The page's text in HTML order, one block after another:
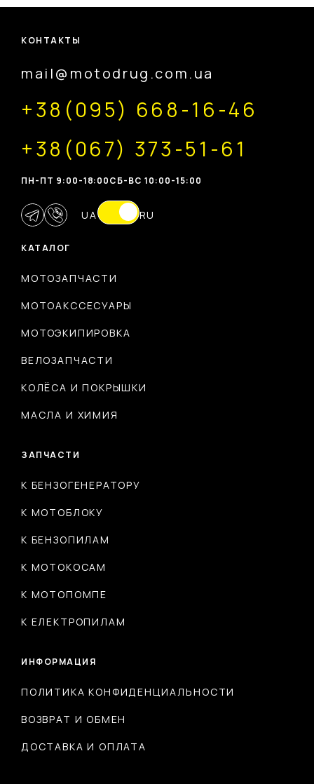
КАТАЛОГ
МОТОЗАПЧАСТИ
МОТОАКССЕСУАРЫ
МОТОЭКИПИРОВКА
ВЕЛОЗАПЧАСТИ
КОЛЁСА И ПОКРЫШКИ
МАСЛА И ХИМИЯ
ЗАПЧАСТИ
К БЕНЗОГЕНЕРАТОРУ
К МОТОБЛОКУ
К БЕНЗОПИЛАМ
К МОТОКОСАМ
К МОТОПОМПЕ
К ЕЛЕКТРОПИЛАМ
ИНФОРМАЦИЯ
ПОЛИТИКА КОНФИДЕНЦИАЛЬНОСТИ
ВОЗВРАТ И ОБМЕН
ДОСТАВКА И ОПЛАТА
КОНТАКТЫ
mail@motodrug.com.ua
+38(095) 668-16-46
+38(067) 373-51-61
ПН-ПТ 9:00-18:00CБ-ВС 10:00-15:00
UA RU